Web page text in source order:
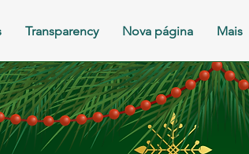
Transparency Nova página Mais